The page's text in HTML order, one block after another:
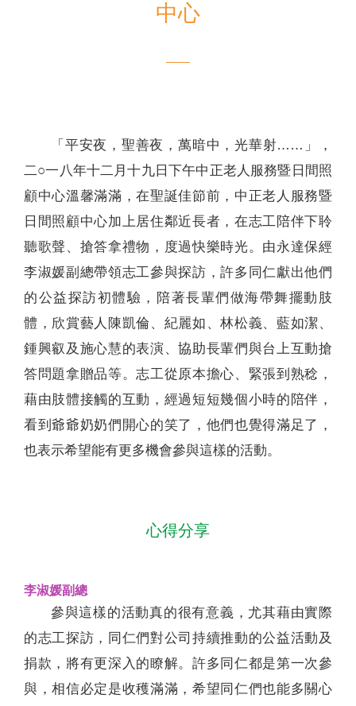
中心
「平安夜，聖善夜，萬暗中，光華射……」，
二○一八年十二月十九日下午中正老人服務暨日間照
顧中心溫馨滿滿，在聖誕佳節前，中正老人服務暨
日間照顧中心加上居住鄰近長者，在志工陪伴下聆
聽歌聲、搶答拿禮物，度過快樂時光。由永達保經
李淑媛副總帶領志工參與探訪，許多同仁獻出他們
的公益探訪初體驗，陪著長輩們做海帶舞擺動肢
體，欣賞藝人陳凱倫、紀麗如、林松義、藍如潔、
鍾興叡及施心慧的表演、協助長輩們與台上互動搶
答問題拿贈品等。志工從原本擔心、緊張到熟稔，
藉由肢體接觸的互動，經過短短幾個小時的陪伴，
看到爺爺奶奶們開心的笑了，他們也覺得滿足了，
也表示希望能有更多機會參與這樣的活動。
心得分享
李淑媛副總
參與這樣的活動真的很有意義，尤其藉由實際
的志工探訪，同仁們對公司持續推動的公益活動及
捐款，將有更深入的瞭解。許多同仁都是第一次參
與，相信必定是收穫滿滿，希望同仁們也能多關心